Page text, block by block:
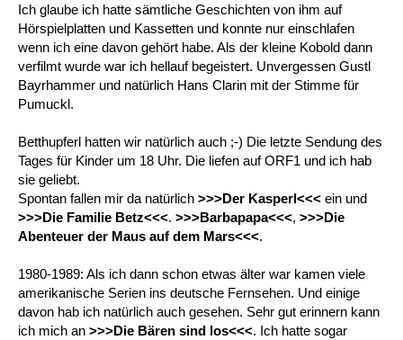
Ich glaube ich hatte sämtliche Geschichten von ihm auf
Hörspielplatten und Kassetten und konnte nur einschlafen
wenn ich eine davon gehört habe. Als der kleine Kobold dann
verfilmt wurde war ich hellauf begeistert. Unvergessen Gustl
Bayrhammer und natürlich Hans Clarin mit der Stimme für
Pumuckl.
Betthupferl hatten wir natürlich auch ;-) Die letzte Sendung des
Tages für Kinder um 18 Uhr. Die liefen auf ORF1 und ich hab
sie geliebt.
Spontan fallen mir da natürlich >>>Der Kasperl<<< ein und
>>>Die Familie Betz<<<. >>>Barbapapa<<<, >>>Die
Abenteuer der Maus auf dem Mars<<<.
1980-1989: Als ich dann schon etwas älter war kamen viele
amerikanische Serien ins deutsche Fernsehen. Und einige
davon hab ich natürlich auch gesehen. Sehr gut erinnern kann
ich mich an >>>Die Bären sind los<<<. Ich hatte sogar